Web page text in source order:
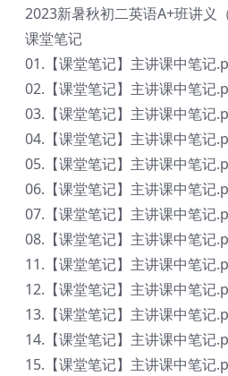
2023新暑秋初二英语A+班讲义
课堂笔记
01.【课堂笔记】主讲课中笔记
02.【课堂笔记】主讲课中笔记
03.【课堂笔记】主讲课中笔记
04.【课堂笔记】主讲课中笔记
05.【课堂笔记】主讲课中笔记
06.【课堂笔记】主讲课中笔记
07.【课堂笔记】主讲课中笔记
08.【课堂笔记】主讲课中笔记
11.【课堂笔记】主讲课中笔记
12.【课堂笔记】主讲课中笔记
13.【课堂笔记】主讲课中笔记
14.【课堂笔记】主讲课中笔记
15.【课堂笔记】主讲课中笔记